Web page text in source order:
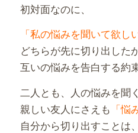
初対面なのに、
「私の悩みを聞いて欲し
どちらが先に切り出した
互いの悩みを告白する約
二人とも、人の悩みを聞
親しい友人にさえも 「悩
自分から切り出すことは